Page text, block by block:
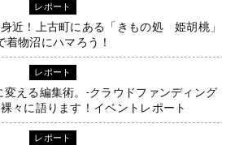
レポート
近！上古町にある「きもの処 姫胡桃」
着物沼にハマろう！
レポート
える編集術。-クラウドファンディング
々に語ります！イベントレポート
レポート